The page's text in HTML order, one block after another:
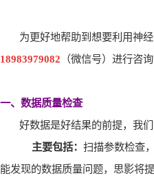
为更好地帮助到想要利用神
18983979082 （微信号）进行咨询
一、数据质量检查
好数据是好结果的前提，我
主要包括：扫描参数检查
能发现的数据质量问题，思影将